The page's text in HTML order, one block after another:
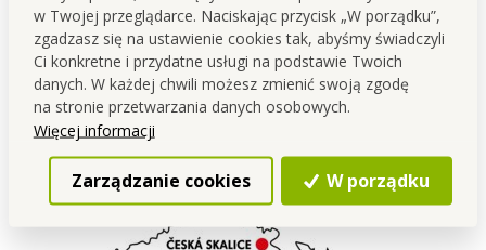
w Twojej przeglądarce. Naciskając przycisk „W porządku”,
zgadzasz się na ustawienie cookies tak, abyśmy świadczyli
Ci konkretne i przydatne usługi na podstawie Twoich
danych. W każdej chwili możesz zmienić swoją zgodę
na stronie przetwarzania danych osobowych.
Więcej informacji
Zarządzanie cookies W porządku
garderoby, salonu i auta.
Bez nieprzyjemnych zapachów. Tylko czystość i lekka woń
elegancji.